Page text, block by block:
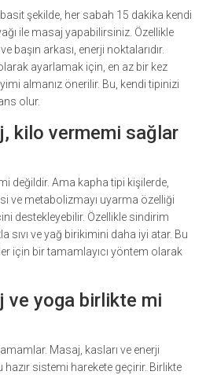
şekilde, her sabah 15 dakika kendi
ile masaj yapabilirsiniz. Özellikle
başın arkası, enerji noktalarıdır.
ayarlamak için, en az bir kez
almanız önerilir. Bu, kendi tipinizi
olur.
kilo vermemi sağlar
değildir. Ama kapha tipi kişilerde,
ve metabolizmayı uyarma özelliği
destekleyebilir. Özellikle sindirim
sıvı ve yağ birikimini daha iyi atar. Bu
için bir tamamlayıcı yöntem olarak
ve yoga birlikte mi
Masaj, kasları ve enerji
hazır sistemi harekete geçirir. Birlikte